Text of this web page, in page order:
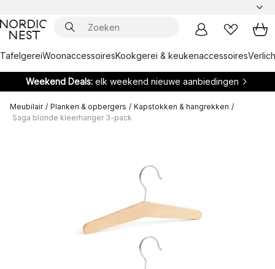
TafelgereiWoonaccessoiresKookgerei & keukenaccessoires
Weekend Deals: elk weekend nieuwe aanbiedingen
Meubilair / Planken & opbergers / Kapstokken & hangrekken /
Saga blonde kleerhanger 3-pack